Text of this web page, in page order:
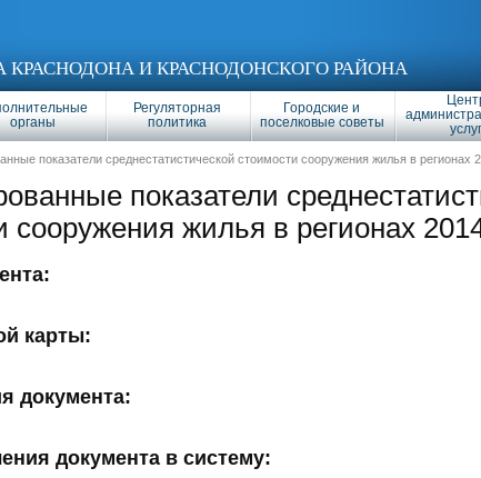
И КРАСНОДОНСКОГО РАЙОНА
органы
Регуляторная
политика
Городские и
поселковые советы
услуг
показатели среднестатистической стоимости сооружения жилья в регионах
показатели
сооружения жилья в регионах
карты:
документа:
документа в систему: